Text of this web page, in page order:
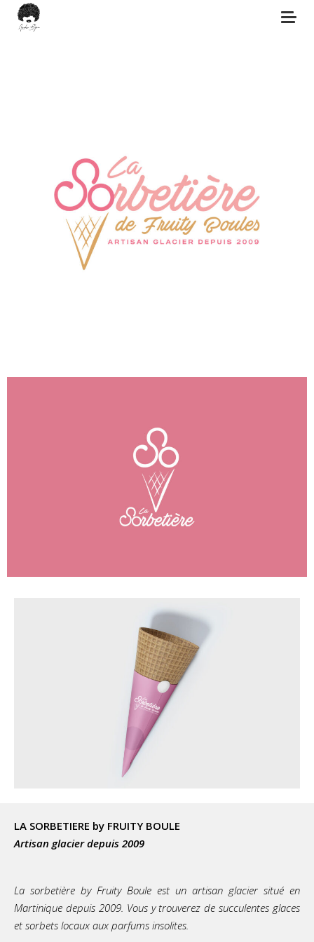
LA SORBETIERE by FRUITY BOULE
Artisan glacier depuis 2009
La sorbetière by Fruity Boule est un artisan glacier situé en
Martinique depuis 2009. Vous y trouverez de succulentes glaces
et sorbets locaux aux parfums insolites.